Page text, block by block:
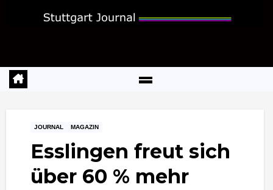
JOURNAL MAGAZIN
Esslingen freut sich
über 60 % mehr